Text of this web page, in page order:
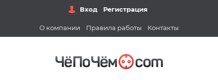
Вход Регистрация
О компании Правила работы Контакты